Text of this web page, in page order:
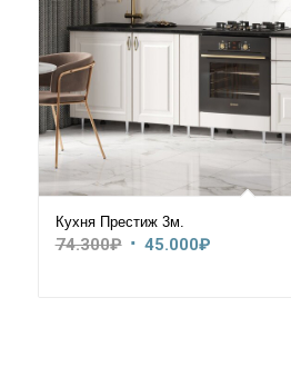
Кухня Престиж 3м.
74.300₽ Первоначальная
45.000₽Текущая